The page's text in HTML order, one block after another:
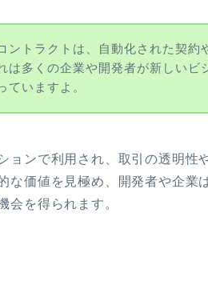
ントラクトは、自動化された契約
は多くの企業や開発者が新しいビ
ていますよ。
ョンで利用され、取引の透明性
な価値を見極め、開発者や企業
会を得られます。